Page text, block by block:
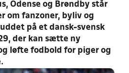
Odense og Brøndby står
om fanzoner, byliv og
på et dansk-svensk
der kan sætte ny
løfte fodbold for piger og